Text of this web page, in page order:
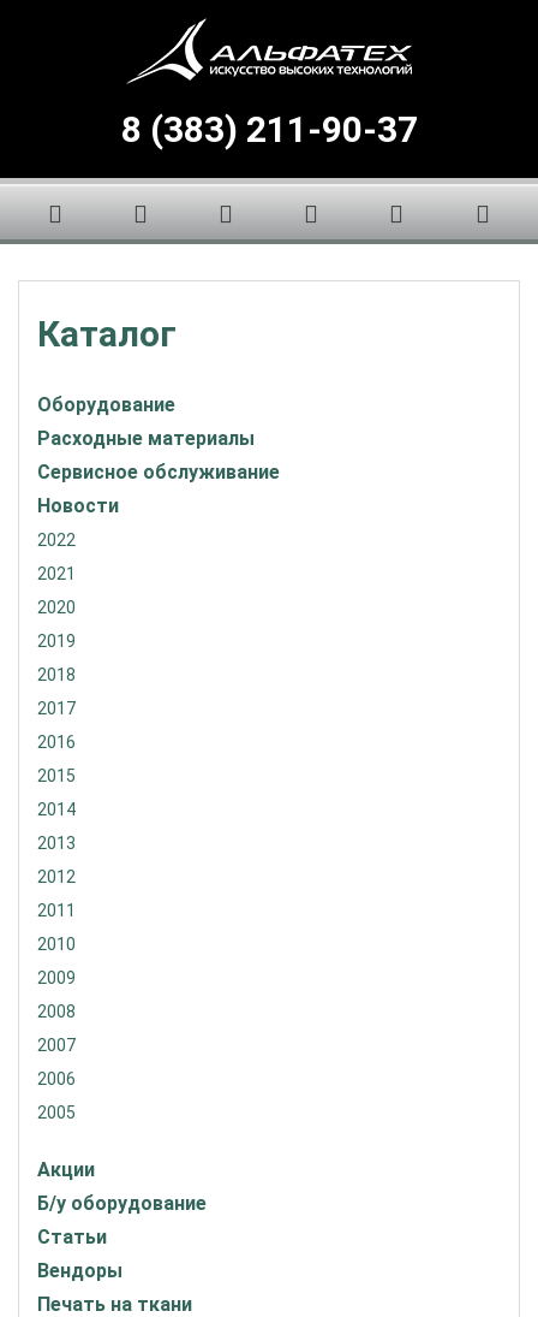
8 (383) 211-90-37
Каталог
Оборудование
Расходные материалы
Сервисное обслуживание
Новости
2022
2021
2020
2019
2018
2017
2016
2015
2014
2013
2012
2011
2010
2009
2008
2007
2006
2005
Акции
Б/у оборудование
Статьи
Вендоры
Печать на ткани